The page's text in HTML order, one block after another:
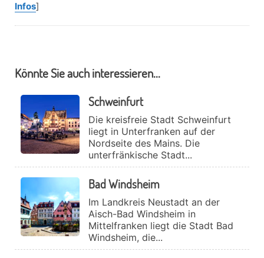
Infos]
Könnte Sie auch interessieren...
Schweinfurt
Die kreisfreie Stadt Schweinfurt
liegt in Unterfranken auf der
Nordseite des Mains. Die
unterfränkische Stadt...
Bad Windsheim
Im Landkreis Neustadt an der
Aisch-Bad Windsheim in
Mittelfranken liegt die Stadt Bad
Windsheim, die...